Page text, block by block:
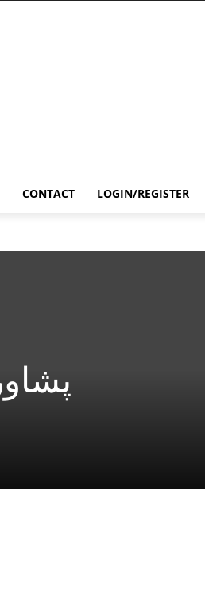
CONTACT LOGIN/REGISTER